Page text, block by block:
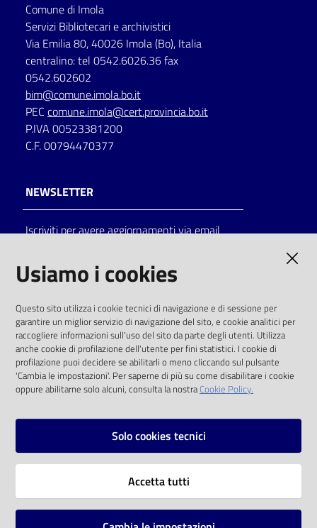
Seguici
su
Catalogo
Eventi
Chiedi al
bibliotecario
Avvisi
Comune di Imola
Servizi Bibliotecari e archivistici
Via Emilia 80, 40026 Imola (Bo), Italia
centralino: tel 0542.6026.36 fax
0542.602602
bim@comune.imola.bo.it
PEC comune.imola@cert.provincia.bo.it
P.IVA 00523381200
C.F. 00794470377
NEWSLETTER
Iscriviti per avere aggiornamenti via email
solo alle condizioni previste dalla direttiva
comunitaria 2003/98/CE e dal d.lgs. 36/2006
SOCIAL
Instagram
Vai alla pagina
Usiamo i cookies
Questo sito utilizza i cookie tecnici di navigazione e di sessione per
garantire un miglior servizio di navigazione del sito, e cookie analitici per
raccogliere informazioni sull'uso del sito da parte degli utenti. Utilizza
anche cookie di profilazione dell'utente per fini statistici. I cookie di
profilazione puoi decidere se abilitarli o meno cliccando sul pulsante
'Cambia le impostazioni'. Per saperne di più su come disabilitare i cookie
oppure abilitarne solo alcuni, consulta la nostraCookie Policy.
Solo cookies tecnici
Accetta tutti